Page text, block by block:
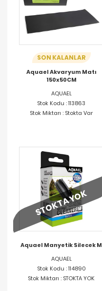
SON KALANLAR
Aquael Akvaryum Matı
150x50CM
AQUAEL
Stok Kodu : 113863
Stok Miktarı : Stokta Var
STOKTA YOK
Aquael Manyetik Silecek M
AQUAEL
Stok Kodu : 114890
Stok Miktarı : STOKTA YOK